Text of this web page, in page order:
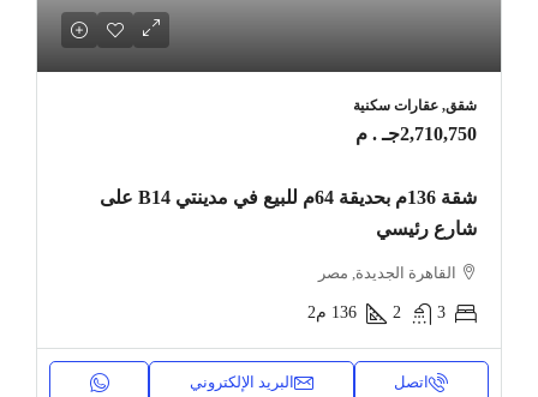
شقق, عقارات سكنية
2,710,750جـ . م
شقة 136م بحديقة 64م للبيع في مدينتي B14 على
شارع رئيسي
القاهرة الجديدة, مصر
3
2
136 م2
اتصل البريد الإلكتروني